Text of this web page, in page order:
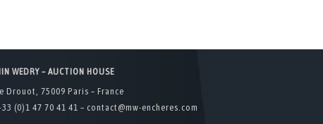
WEDRY – AUCTION HOUSE
Drouot, 75009 Paris – France
(0)1 47 70 41 41 – contact@mw-encheres.com